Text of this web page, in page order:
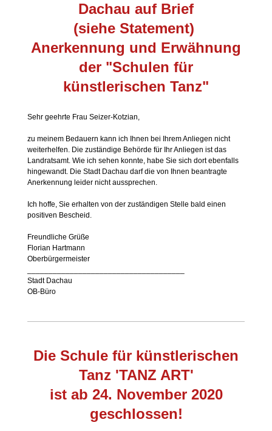
Dachau auf Brief
(siehe Statement)
Anerkennung und Erwähnung
der "Schulen für
künstlerischen Tanz"
Sehr geehrte Frau Seizer-Kotzian,
zu meinem Bedauern kann ich Ihnen bei Ihrem Anliegen nicht
weiterhelfen. Die zuständige Behörde für Ihr Anliegen ist das
Landratsamt. Wie ich sehen konnte, habe Sie sich dort ebenfalls
hingewandt. Die Stadt Dachau darf die von Ihnen beantragte
Anerkennung leider nicht aussprechen.
Ich hoffe, Sie erhalten von der zuständigen Stelle bald einen
positiven Bescheid.
Freundliche Grüße
Florian Hartmann
Oberbürgermeister
Stadt Dachau
OB-Büro
Die Schule für künstlerischen
Tanz 'TANZ ART'
ist ab 24. November 2020
geschlossen!